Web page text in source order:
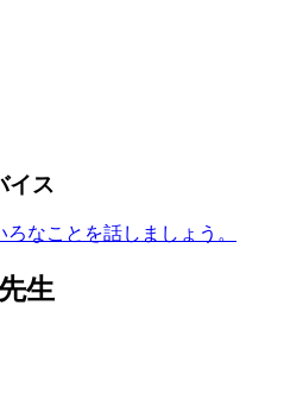
イス
なことを話しましょう。
生